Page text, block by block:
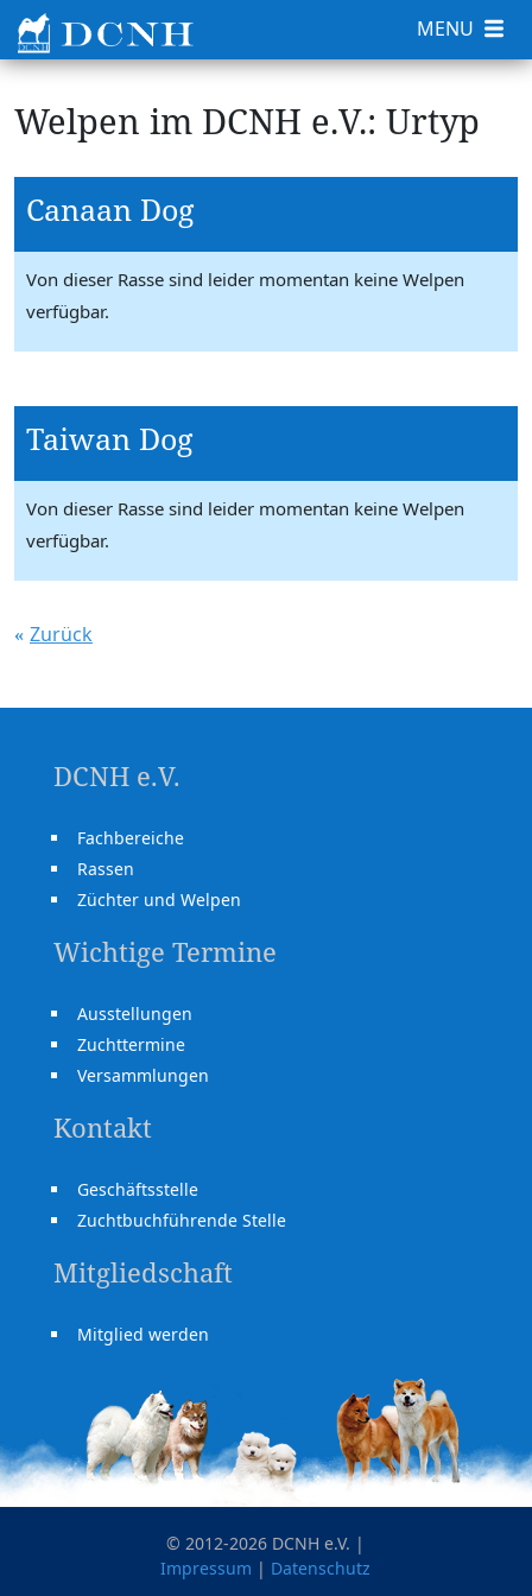
Welpen im DCNH e.V.: Urtyp
Canaan Dog
Von dieser Rasse sind leider momentan keine Welpen
verfügbar.
Taiwan Dog
Von dieser Rasse sind leider momentan keine Welpen
verfügbar.
Zurück
DCNH e.V.
Fachbereiche
Rassen
Züchter und Welpen
Wichtige Termine
Ausstellungen
Zuchttermine
Versammlungen
Kontakt
Geschäftsstelle
Zuchtbuchführende Stelle
Mitgliedschaft
Mitglied werden
© 2012-2026 DCNH e.V. |
Impressum | Datenschutz
MENU